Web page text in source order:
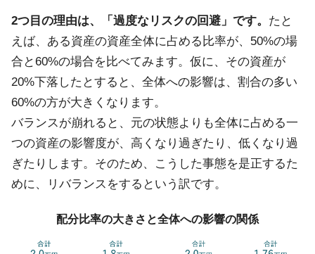
2つ目の理由は、「過度なリスクの回避」です。 たと
えば、ある資産の資産全体に占める比率が、50%の場
合と60%の場合を比べてみます。仮に、その資産が
20%下落したとすると、全体への影響は、割合の多い
60%の方が大きくなります。
バランスが崩れると、元の状態よりも全体に占める一
つの資産の影響度が、高くなり過ぎたり、低くなり過
ぎたりします。そのため、こうした事態を是正するた
めに、リバランスをするという訳です。
配分比率の大きさと全体への影響の関係